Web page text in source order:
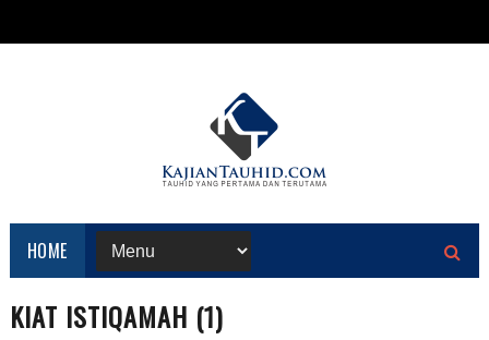
HOME
KIAT ISTIQAMAH (1)